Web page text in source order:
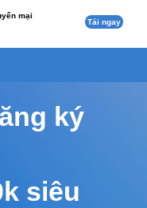
mại
Tải ngay
ký
siêu